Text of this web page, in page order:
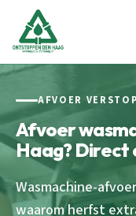
AFVOER
Afvoer
Haag? Direct
Wasmachine-
waarom herfst